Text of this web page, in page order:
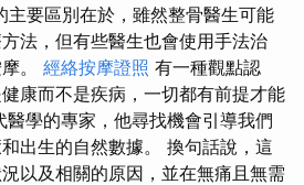
要區別在於，雖然整骨醫生可能
法，但有些醫生也會使用手法治
。 經絡按摩證照 有一種觀點認
康而不是疾病，一切都有前提才能
學的專家，他尋找機會引導我們
出生的自然數據。 換句話說，這
以及相關的原因，並在無痛且無需